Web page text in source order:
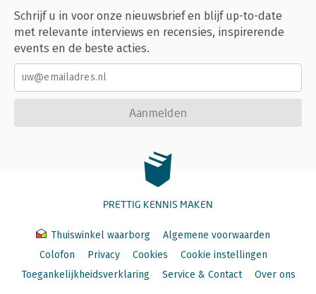
Schrijf u in voor onze nieuwsbrief en blijf up-to-date
met relevante interviews en recensies, inspirerende
events en de beste acties.
Aanmelden
PRETTIG KENNIS MAKEN
Thuiswinkel waarborg
Algemene voorwaarden
Colofon
Privacy Cookies
Cookie instellingen
Toegankelijkheidsverklaring
Service & Contact Over ons